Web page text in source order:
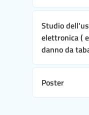
Studio
elettronica (
danno da
Poster